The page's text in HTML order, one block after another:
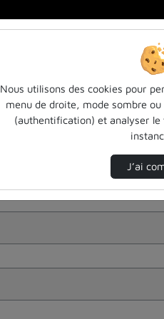
Nous utilisons des cookies pour
menu de droite, mode sombre
(authentification) et analyser
J’ai